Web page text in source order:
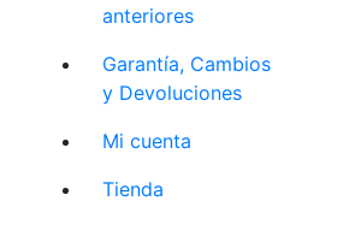
anteriores
Garantía, Cambios
y Devoluciones
Mi cuenta
Tienda